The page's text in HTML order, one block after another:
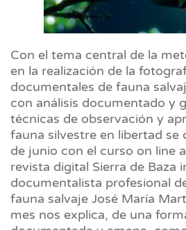
Con el tema central de la
en la realización de la
documentales de fauna
con análisis documentado y
técnicas de observación y
fauna silvestre en libertad se
de junio con el curso on line
revista digital Sierra de Baza
documentalista profesional
fauna salvaje José María
mes nos explica, de una